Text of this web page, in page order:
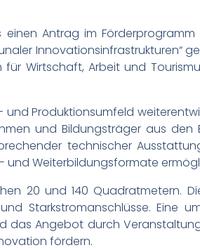
Antrag im Förderprogramm
Innovationsinfrastrukturen“
Wirtschaft, Arbeit und
Produktionsumfeld
und Bildungsträger aus den
technischer
und Weiterbildungsformate
20 und 140 Quadratmetern.
Starkstromanschlüsse. Eine
das Angebot durch
fördern.